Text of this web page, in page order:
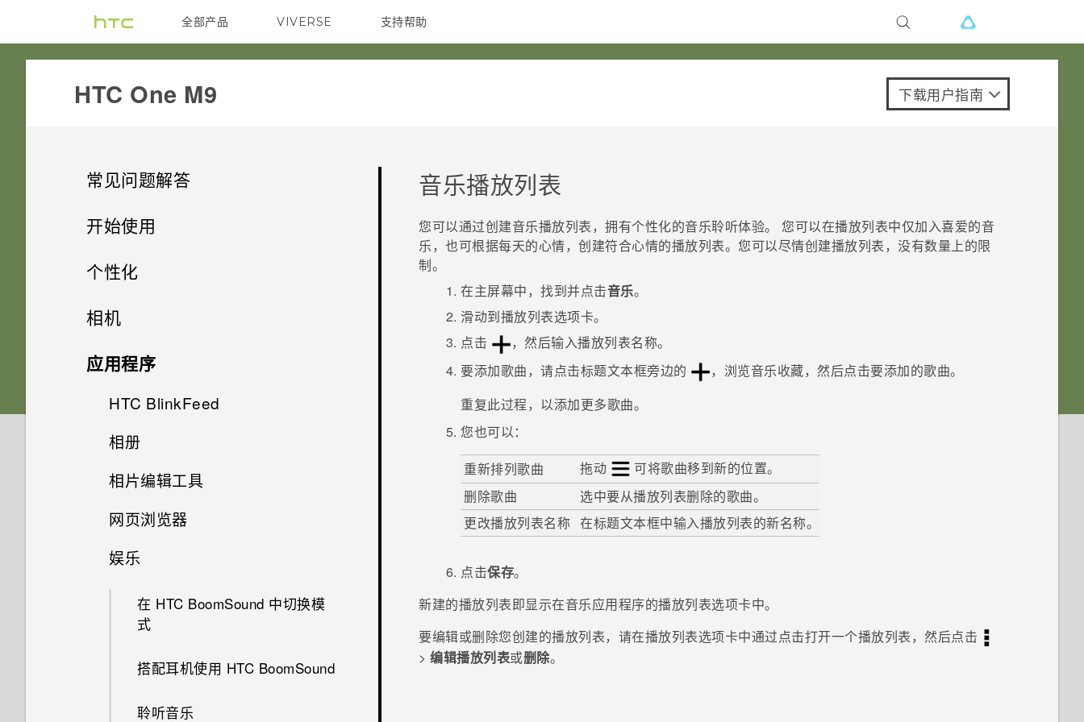
全部产品
VIVE VIVERSE 支持帮助
在线客服
HTC One M9‎ 下载用户指南
常见问题解答
SETTINGS
加密功能是否为默认为开启？
如何将接入点添加到我的移动运
营商网络？
办？
如何找到手机的 IMEI/MEID 号
为何省电模式和高级省电模式都
用程序？
在免提通话时，屏幕关闭了。如
如何设置默认的短信应用程序？
为何收不到使用 iPhone 的联系
办？
新添加的联系人？
如何删除重复的联系人？
HTC 传输？
为何我的手机不响应 Motion
可否将 micro SIM 卡裁剪为
nano SIM 卡，装入手机中？
出现天气时钟小插件，有时却不
会？
HTC BlinkFeed 是否使用过多
电量和内存？
APPS & FEATURES
为什么照片的常规裁剪设置是
10:7 纵横比？
为何手机上找不到“电视”应用程
序？
我在旅行期间更改了时区。可否
在日历中查看当前城市和居住城
开始使用
精彩功能
拍照
声音
HTC One M9
卡槽与卡座
nano SIM 卡
存储卡
为电池充电
打开或关闭电源
需要一些手机相关的快速指导？
屏幕导航按钮
更改第四导航键
重排导航按钮
休眠模式
将屏幕解锁
个性化
手机设置和传输
第一次设置 HTC One M9
从云端存储还原备份
从 Android 手机传输内容
从 iPhone 传输内容的方式
通过 iCloud 传输 iPhone 内容
获取联系人等内容的其他方式
在手机和电脑之间传输照片、视
个性化
什么是主题应用程序？
下载主题
添加主题书签
从头创建您自己的主题
查找您的主题
共享主题
删除主题
相机
相机
相机屏幕
选择拍摄模式
缩放
提高拍摄质量的提示
录制视频
在录制视频时拍摄照片 — 视频
应用程序
HTC BlinkFeed
什么是 HTC BlinkFeed？
打开或关闭 HTC BlinkFeed
的方式
相册
在相册中查看照片和视频
查找匹配照片
更改视频回放速度
剪辑视频
从视频保存照片
相片编辑工具
选择一张照片进行编辑
调整照片
在照片上绘画
应用照片滤镜
美化人像
网页浏览器
浏览网页
将网页存为书签
娱乐
在 HTC BoomSound 中切换模
式
搭配耳机使用 HTC BoomSound
聆听音乐
音乐播放列表
您可以通过创建音乐播放列表，拥有个性化的音乐聆听体验。 您可以在播放列表中仅加入喜爱的音
乐，也可根据每天的心情，创建符合心情的播放列表。您可以尽情创建播放列表，没有数量上的限
制。
在主屏幕中，找到并点击音乐。
滑动到播放列表选项卡。
点击
，然后输入播放列表名称。
要添加歌曲，请点击标题文本框旁边的
，浏览音乐收藏，然后点击要添加的歌曲。
重复此过程，以添加更多歌曲。
您也可以：
重新排列歌曲
拖动
可将歌曲移到新的位置。
删除歌曲
选中要从播放列表删除的歌曲。
更改播放列表名称 在标题文本框中输入播放列表的新名称。
点击保存。
新建的播放列表即显示在音乐应用程序的播放列表选项卡中。
要编辑或删除您创建的播放列表，请在播放列表选项卡中通过点击打开一个播放列表，然后点击
>编辑播放列表或删除。